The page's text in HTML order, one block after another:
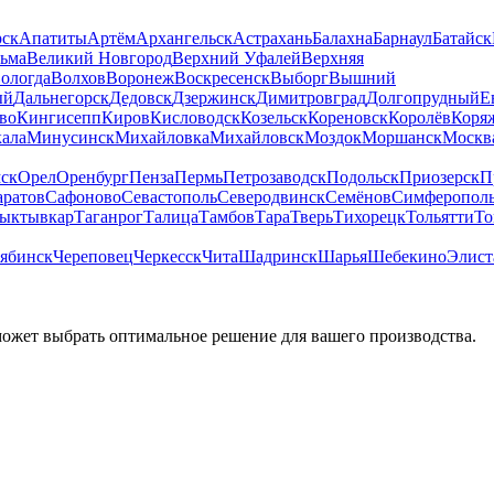
АпатитыАртёмАрхангельскАстраханьБалахнаБарнаулБатайск
Великий НовгородВерхний УфалейВерхняя
ВолховВоронежВоскресенскВыборгВышний
ДальнегорскДедовскДзержинскДимитровградДолгопрудный
КингисеппКировКисловодскКозельскКореновскКоролёв
МинусинскМихайловкаМихайловскМоздокМоршанск
ОрелОренбургПензаПермьПетрозаводскПодольскПриозерск
СафоновоСевастопольСеверодвинскСемёнов
ТаганрогТалицаТамбовТараТверьТихорецкТольятти
ЧереповецЧеркесскЧитаШадринскШарьяШебекино
выбрать оптимальное решение для вашего производства.